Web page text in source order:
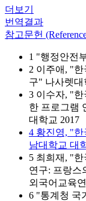
더보기
번역결과
참고문헌
1 "행정안전
2 이주애, "
구" 나사렛대
3 이수자, "한
한 프로그램
대학교 2017
4 황진영, "
남대학교 대
5 최희재, "
연구: 프랑스
외국어교육
6 "통계청 국